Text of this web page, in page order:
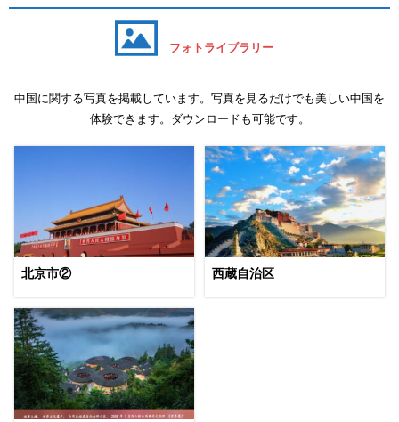
フォトライブラリー
中国に関する写真を掲載しています。写真を見るだけでも美しい中国を
体験できます。ダウンロードも可能です。
北京市② 西蔵自治区